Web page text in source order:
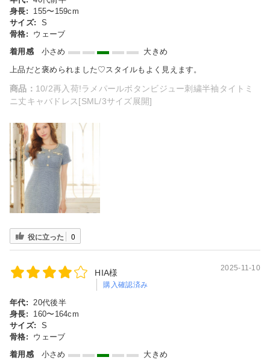
身長:
155〜159cm
サイズ:
S
骨格:
ウェーブ
着用感
小さめ
大きめ
上品だと褒められました♡スタイルもよく見えます。
商品： 10/2再入荷!ラメパールボタンビジュー刺繍半袖タイトミ
ニ丈キャバドレス[SML/3サイズ展開]
役に立った 0
HIA様
購入確認済み
2025-11-10
年代: 20代後半
身長:
160〜164cm
サイズ:
S
骨格:
ウェーブ
着用感
小さめ
大きめ